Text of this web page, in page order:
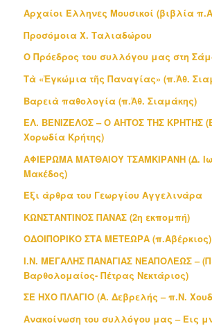
Αρχαίοι Έλληνες Μουσικοί (βιβλία
Προσόμοια Χ. Ταλιαδώρου
Ο Πρόεδρος του συλλόγου μας στη
Τὰ «Ἐγκώμια τῆς Παναγίας» (π.Ἀθ.
Βαρειὰ παθολογία (π.Ἀθ. Σιαμάκης)
ΕΛ. ΒΕΝΙΖΕΛΟΣ – Ο ΑΗΤΟΣ ΤΗΣ ΚΡΗΤΗΣ
Χορωδία Κρήτης)
ΑΦΙΕΡΩΜΑ ΜΑΤΘΑΙΟΥ ΤΣΑΜΚΙΡΑΝΗ (Δ.
Μακέδος)
Έξι άρθρα του Γεωργίου Αγγελινάρα
ΚΩΝΣΤΑΝΤΙΝΟΣ ΠΑΝΑΣ (2η εκπομπή)
ΟΔΟΙΠΟΡΙΚΟ ΣΤΑ ΜΕΤΕΩΡΑ (π.Αβέρκιος)
Ι.Ν. ΜΕΓΑΛΗΣ ΠΑΝΑΓΙΑΣ ΝΕΑΠΟΛΕΩΣ –
Βαρθολομαίος- Πέτρας Νεκτάριος)
ΣΕ ΗΧΟ ΠΛΑΓΙΟ (Α. Δεβρελής – π.Ν.
Ανακοίνωση του συλλόγου μας – Εις